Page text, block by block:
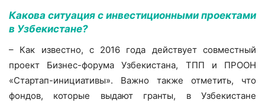
Какова ситуация с инвестиционными проектами
в Узбекистане?
– Как известно, с 2016 года действует совместный
проект Бизнес-форума Узбекистана, ТПП и ПРООН
«Стартап-инициативы». Важно также отметить, что
фондов, которые выдают гранты, в Узбекистане